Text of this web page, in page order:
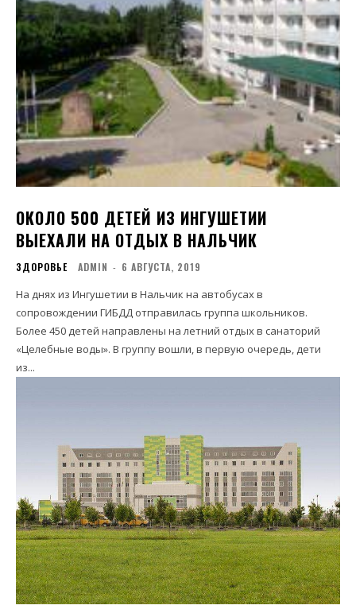
ОКОЛО 500 ДЕТЕЙ ИЗ ИНГУШЕТИИ
ВЫЕХАЛИ НА ОТДЫХ В НАЛЬЧИК
ЗДОРОВЬЕ ADMIN - 6 АВГУСТА, 2019
На днях из Ингушетии в Нальчик на автобусах в
сопровождении ГИБДД отправилась группа школьников.
Более 450 детей направлены на летний отдых в санаторий
«Целебные воды». В группу вошли, в первую очередь, дети
из...